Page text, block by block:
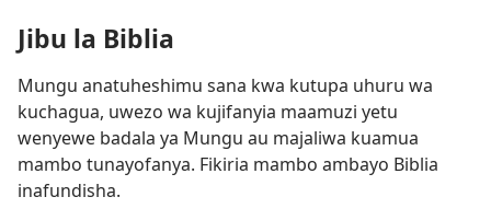
Jibu la Biblia
Mungu anatuheshimu sana kwa kutupa uhuru wa
kuchagua, uwezo wa kujifanyia maamuzi yetu
wenyewe badala ya Mungu au majaliwa kuamua
mambo tunayofanya. Fikiria mambo ambayo Biblia
inafundisha.